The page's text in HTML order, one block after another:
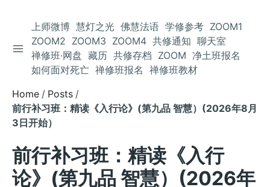
Skip
TOGGLE SIDEBAR
上师微博 慧灯之光 佛慧法语 学修参考 ZOOM1
ZOOM2 ZOOM3 ZOOM4 共修通知 聊天室
禅修班·网盘 藏历 共修存档 ZOOM 净土班报名
如何面对死亡 禅修班报名 禅修班教材
Home
Posts
前行补习班：精读《入行论》(第九品 智慧）(2026年8月
3日开始）
前行补习班：精读《入行
论》(第九品 智慧）(2026年